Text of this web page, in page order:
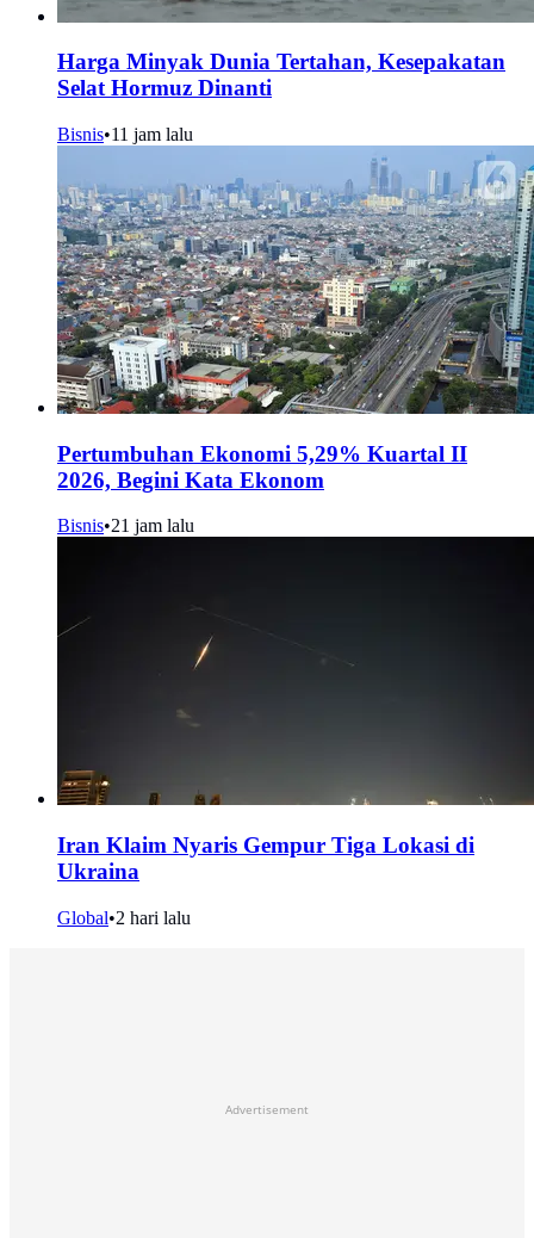
Harga Minyak Dunia Tertahan, Kesepakatan
Selat Hormuz Dinanti
Bisnis•11 jam lalu
Pertumbuhan Ekonomi 5,29% Kuartal II
2026, Begini Kata Ekonom
Bisnis•21 jam lalu
Iran Klaim Nyaris Gempur Tiga Lokasi di
Ukraina
Global•2 hari lalu
Advertisement